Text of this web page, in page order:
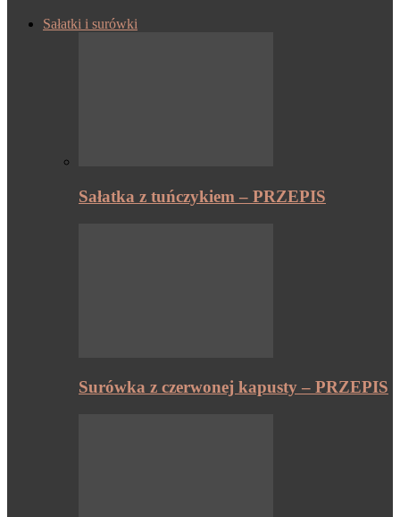
Sałatki i surówki
Sałatka z tuńczykiem – PRZEPIS
Surówka z czerwonej kapusty – PRZEPIS